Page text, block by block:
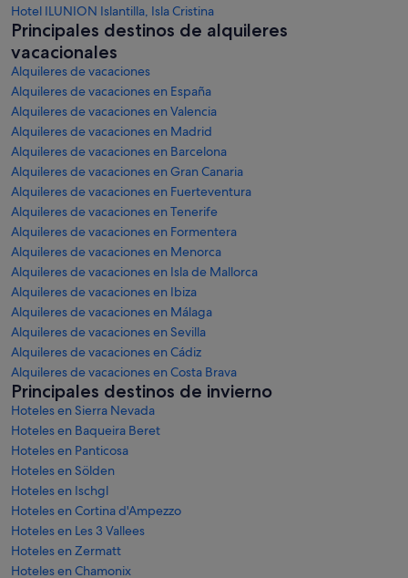
Hotel ILUNION Islantilla, Isla Cristina
Principales destinos de alquileres
vacacionales
Alquileres de vacaciones
Alquileres de vacaciones en España
Alquileres de vacaciones en Valencia
Alquileres de vacaciones en Madrid
Alquileres de vacaciones en Barcelona
Alquileres de vacaciones en Gran Canaria
Alquileres de vacaciones en Fuerteventura
Alquileres de vacaciones en Tenerife
Alquileres de vacaciones en Formentera
Alquileres de vacaciones en Menorca
Alquileres de vacaciones en Isla de Mallorca
Alquileres de vacaciones en Ibiza
Alquileres de vacaciones en Málaga
Alquileres de vacaciones en Sevilla
Alquileres de vacaciones en Cádiz
Alquileres de vacaciones en Costa Brava
Principales destinos de invierno
Hoteles en Sierra Nevada
Hoteles en Baqueira Beret
Hoteles en Panticosa
Hoteles en Sölden
Hoteles en Ischgl
Hoteles en Cortina d'Ampezzo
Hoteles en Les 3 Vallees
Hoteles en Zermatt
Hoteles en Chamonix